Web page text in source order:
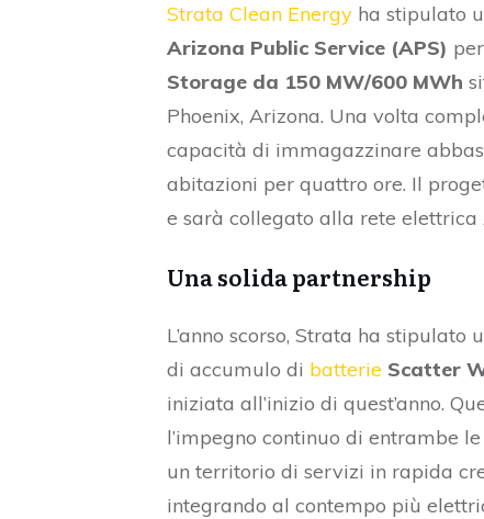
Strata Clean Energy ha stipulato
Arizona Public Service (APS)
Storage da 150 MW/600 MWh
Phoenix, Arizona. Una volta
capacità di immagazzinare
abitazioni per quattro ore. Il
e sarà collegato alla rete elettrica
Una solida partnership
L’anno scorso, Strata ha
di accumulo di batterie Scatter
iniziata all’inizio di quest’anno.
l’impegno continuo di entrambe
un territorio di servizi in rapida
integrando al contempo più